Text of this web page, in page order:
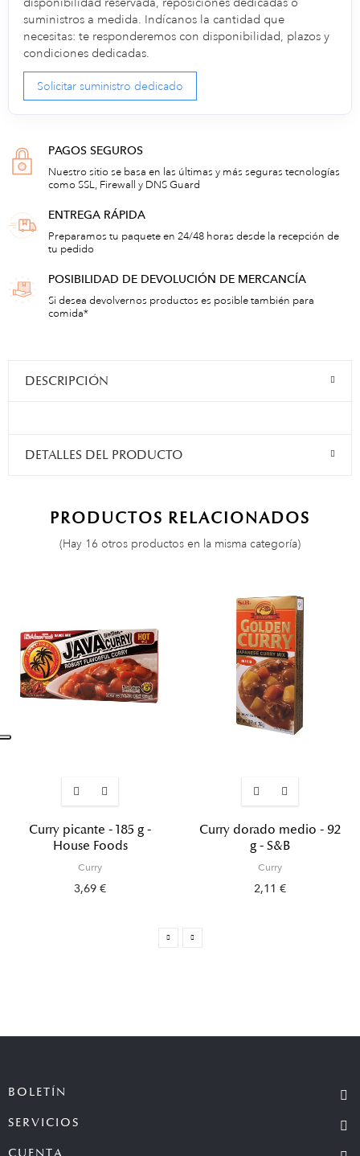
suministros a medida. Indícanos la cantidad que
necesitas: te responderemos con disponibilidad, plazos y
condiciones dedicadas.
Solicitar suministro dedicado
PAGOS SEGUROS
Nuestro sitio se basa en las últimas y más seguras tecnologías
como SSL, Firewall y DNS Guard
ENTREGA RÁPIDA
Preparamos tu paquete en 24/48 horas desde la recepción de
tu pedido
POSIBILIDAD DE DEVOLUCIÓN DE MERCANCÍA
Si desea devolvernos productos es posible también para
comida*
DESCRIPCIÓN
DETALLES DEL PRODUCTO
PRODUCTOS RELACIONADOS
(Hay 16 otros productos en la misma categoría)
Curry picante - 185 g -
House Foods
Curry
3,69 €
Curry dorado medio - 92
g - S&B
Curry
2,11 €
BOLETÍN
SERVICIOS
CUENTA